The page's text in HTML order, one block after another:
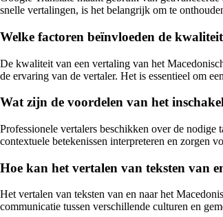
snelle vertalingen, is het belangrijk om te
Welke factoren beïnvloeden de
De kwaliteit van een vertaling van het
de ervaring van de vertaler. Het is essentieel om
Wat zijn de voordelen van het
Professionele vertalers beschikken over de
contextuele betekenissen interpreteren en zorgen
Hoe kan het vertalen van teksten van
Het vertalen van teksten van en naar het
communicatie tussen verschillende culturen en